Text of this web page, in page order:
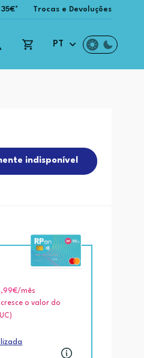
Trocas e Devoluções
PT
indisponível
/mês
o valor do